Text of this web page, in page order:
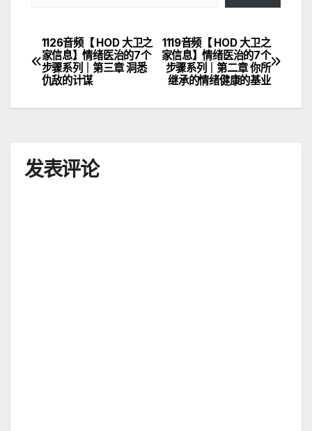
文
章
导
1119音频【 HOD 大卫之
家信息】情绪医治的7个
步骤系列｜第二章 你所
继承的情绪健康的基业
1126音频【 HOD 大卫之
家信息】情绪医治的7个
步骤系列｜第三章 洞悉
仇敌的计谋
发表评论